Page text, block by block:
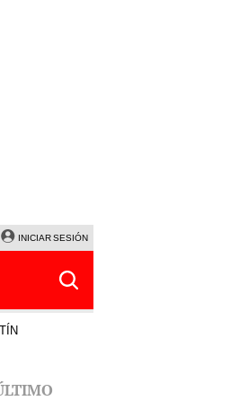
LA BELLA LUZ
INICIAR SESIÓN